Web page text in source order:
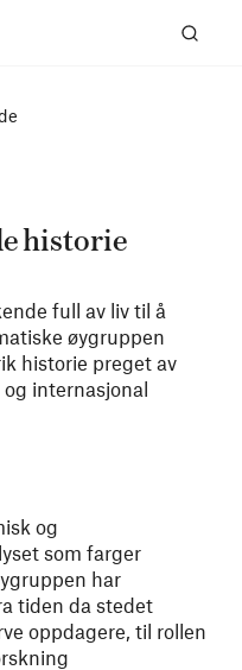
historie
full av liv til å
øygruppen
historie preget av
internasjonal
og
som farger
har
tiden da stedet
oppdagere, til rollen